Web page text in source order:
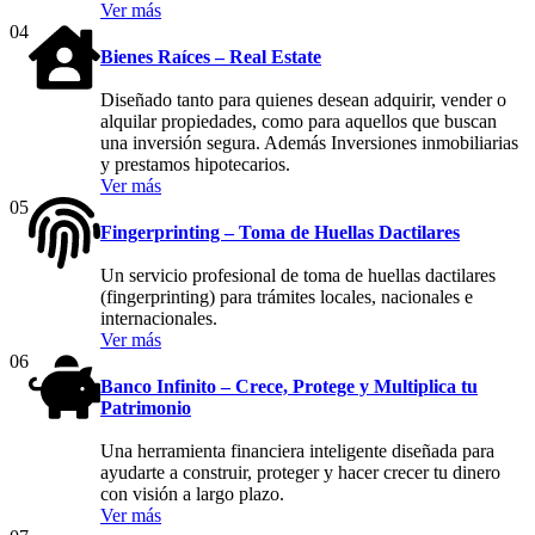
Ver más
04
Bienes Raíces – Real Estate
Diseñado tanto para quienes desean adquirir, vender o
alquilar propiedades, como para aquellos que buscan
una inversión segura. Además Inversiones inmobiliarias
y prestamos hipotecarios.
Ver más
05
Fingerprinting – Toma de Huellas Dactilares
Un servicio profesional de toma de huellas dactilares
(fingerprinting) para trámites locales, nacionales e
internacionales.
Ver más
06
Banco Infinito – Crece, Protege y Multiplica tu
Patrimonio
Una herramienta financiera inteligente diseñada para
ayudarte a construir, proteger y hacer crecer tu dinero
con visión a largo plazo.
Ver más